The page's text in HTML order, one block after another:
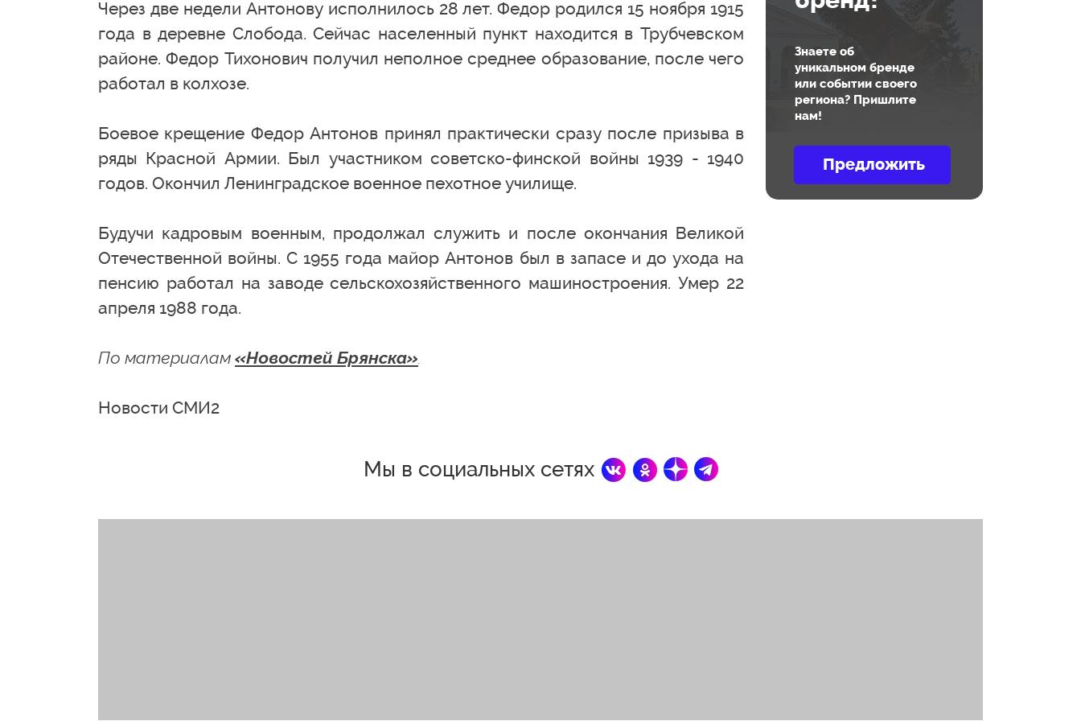
Через две недели Антонову исполнилось 28 лет. Федор родился 15 ноября 1915
года в деревне Слобода. Сейчас населенный пункт находится в Трубчевском
районе. Федор Тихонович получил неполное среднее образование, после чего
работал в колхозе.
Боевое крещение Федор Антонов принял практически сразу после призыва в
ряды Красной Армии. Был участником советско-финской войны 1939 - 1940
годов. Окончил Ленинградское военное пехотное училище.
Будучи кадровым военным, продолжал служить и после окончания Великой
Отечественной войны. С 1955 года майор Антонов был в запасе и до ухода на
пенсию работал на заводе сельскохозяйственного машиностроения. Умер 22
апреля 1988 года.
По материалам «Новостей Брянска»
Новости СМИ2
Знаете об
уникальном бренде
или событии своего
региона? Пришлите
нам!
Мы в социальных сетях